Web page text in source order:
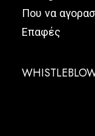
Που να
Επαφές